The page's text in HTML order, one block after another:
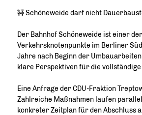
🚧 Schöneweide darf nicht
Der Bahnhof Schöneweide ist einer
Verkehrsknotenpunkte im Berliner
Jahre nach Beginn der
klare Perspektiven für die
Eine Anfrage der CDU-Fraktion
Zahlreiche Maßnahmen laufen
konkreter Zeitplan für den Abschluss